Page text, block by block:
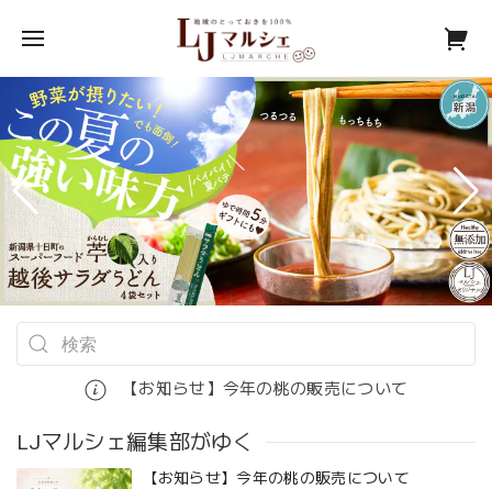
【お知らせ】今年の桃の販売について
LJマルシェ編集部がゆく
【お知らせ】今年の桃の販売について